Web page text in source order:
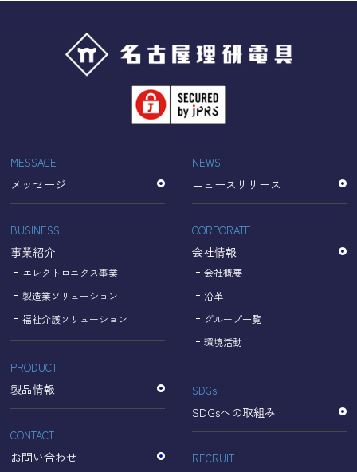
当サイトでは、より良いサービスの提供、またユーザビリ
ティの向上のため、Googleアナリティクスを使用し、当サ
イトの利用状況などのデータ収集及び解析を行っておりま
す。その際、「Cookie」を通じて、Googleがお客様のIPア
ドレスなどの情報を収集する場合がありますが、
「Cookie」で収集される情報は個人を特定できるものでは
収集されたデータはGoogleのプライバシーポリシーにおい
て管理されます。
なお、当サイトのご利用をもって、上述の方法・目的にお
いてGoogle及び当サイトが行うデータ処理に関し、お客様
【Googleのプライバシーポリシー】
https://policies.google.com/privacy?hl=ja
https://policies.google.com/technologies/partner-sites?
hl=ja
個人情報に関するお問い合わせ窓口
名古屋理研電具株式会社
TEL：052-833-1248
MESSAGE
メッセージ
BUSINESS
事業紹介
エレクトロニクス事業
製造業ソリューション
福祉介護ソリューション
PRODUCT
製品情報
CONTACT
お問い合わせ
NEWS
ニュースリリース
CORPORATE
会社情報
会社概要
沿革
グループ一覧
環境活動
SDGs
SDGsへの取組み
RECRUIT